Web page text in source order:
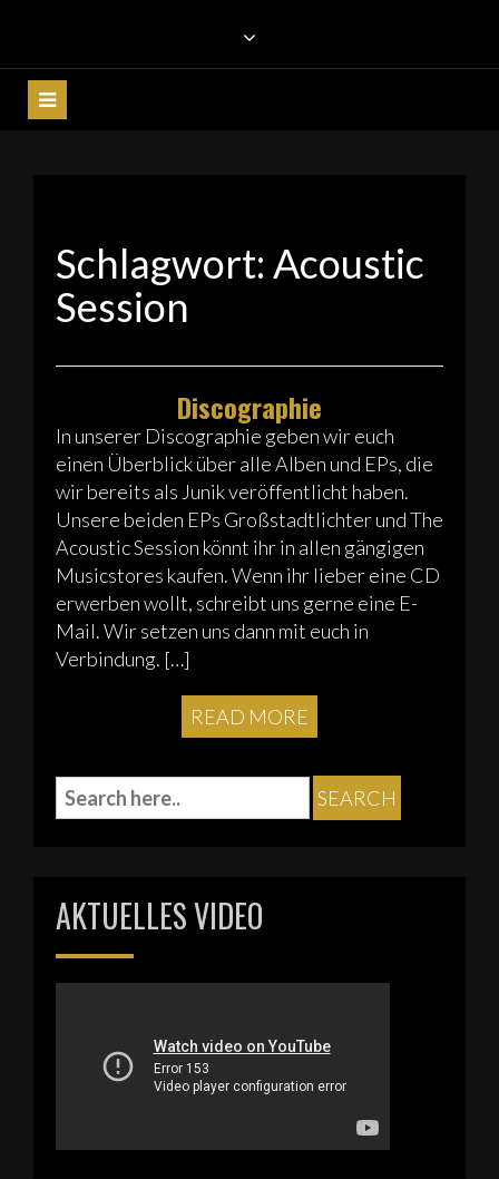
contentDIE HOCHZEITSBAND JUNIK
AUS REUTLINGEN FÜR
Akustik Coverband aus Reutlingen • Die
Hochzeitsband für Stuttgart, Ulm, Ravensburg,
Schlagwort: Acoustic
Session
Discographie
In unserer Discographie geben wir euch
einen Überblick über alle Alben und EPs, die
wir bereits als Junik veröffentlicht haben.
Unsere beiden EPs Großstadtlichter und The
Acoustic Session könnt ihr in allen gängigen
Musicstores kaufen. Wenn ihr lieber eine CD
erwerben wollt, schreibt uns gerne eine E-
Mail. Wir setzen uns dann mit euch in
Verbindung. […]
READ MORE
AKTUELLES VIDEO